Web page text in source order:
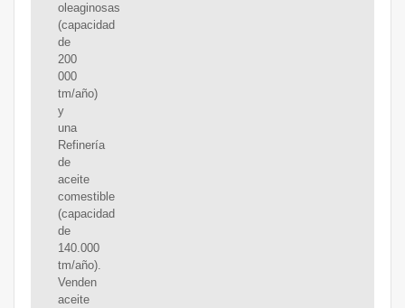
oleaginosas
(capacidad
de
200
000
tm/año)
y
una
Refinería
de
aceite
comestible
(capacidad
de
140.000
tm/año).
Venden
aceite